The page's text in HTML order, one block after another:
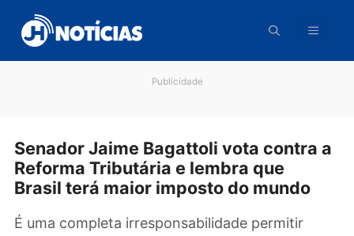
para
conteúdo
Senador Jaime Bagattoli vota
Reforma Tributária e lembra que
Brasil terá maior imposto do mundo